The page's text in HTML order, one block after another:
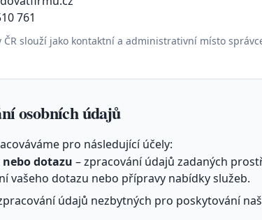
761
ČR slouží jako kontaktní a administrativní místo
osobních údajů
pro následující účely:
dotazu – zpracování údajů zadaných
vašeho dotazu nebo přípravy nabídky služeb.
údajů nezbytných pro poskytování